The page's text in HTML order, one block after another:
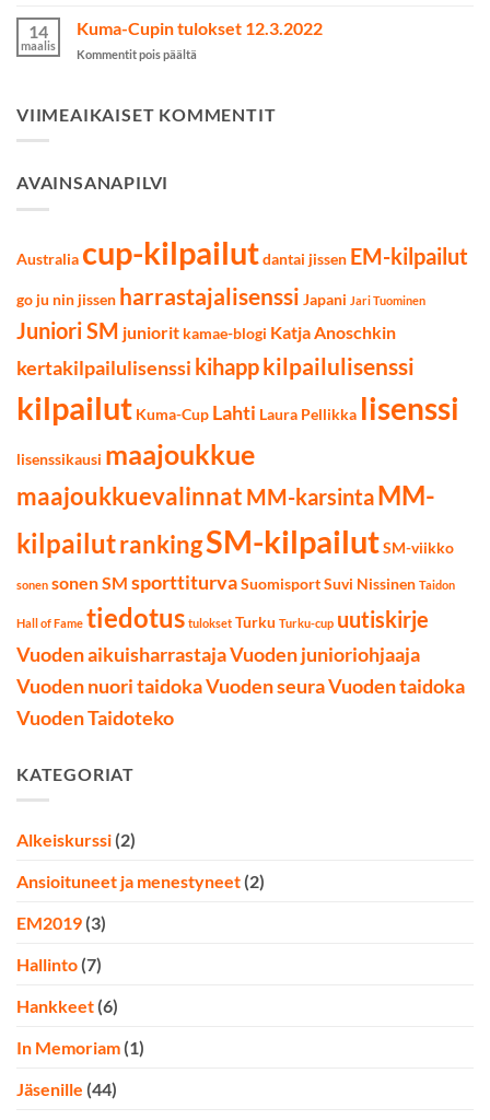
7.5.2022
Cupin
tulokset
9.4.2022
14
maalis
Kuma-Cupin tulokset 12.3.2022
Kommentit pois päältä
tulokset
VIIMEAIKAISET KOMMENTIT
AVAINSANAPILVI
Australia cup-kilpailutdantai jissen EM-kilpailut
go ju nin jissen harrastajalisenssi Japani Jari Tuominen
Juniori SM juniorit kamae-blogi Katja Anoschkin
kertakilpailulisenssi kihappkilpailulisenssi
kilpailut Kuma-Cup Lahti Laura Pellikka lisenssi
lisenssikausi maajoukkue
maajoukkuevalinnat MM-karsintaMM-
kilpailutrankingSM-kilpailutSM-viikko
sonen sonen SM sporttiturvaSuomisportSuvi Nissinen Taidon
Hall of Fame tiedotus tulokset Turku Turku-cup uutiskirje
Vuoden aikuisharrastajaVuoden junioriohjaaja
Vuoden nuori taidokaVuoden seuraVuoden taidoka
Vuoden Taidoteko
KATEGORIAT
Alkeiskurssi (2)
Ansioituneet ja menestyneet (2)
EM2019 (3)
Hallinto (7)
Hankkeet (6)
In Memoriam (1)
Jäsenille (44)